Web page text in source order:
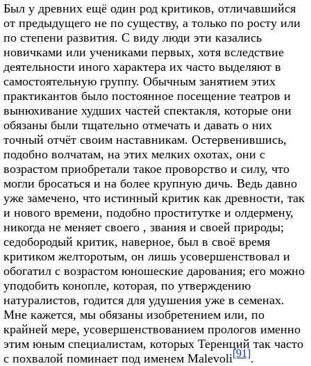
Был у древних ещё один род критиков, отличавшийся
от предыдущего не по существу, а только по росту или
по степени развития. С виду люди эти казались
новичками или учениками первых, хотя вследствие
деятельности иного характера их часто выделяют в
самостоятельную группу. Обычным занятием этих
практикантов было постоянное посещение театров и
вынюхивание худших частей спектакля, которые они
обязаны были тщательно отмечать и давать о них
точный отчёт своим наставникам. Остервенившись,
подобно волчатам, на этих мелких охотах, они с
возрастом приобретали такое проворство и силу, что
могли бросаться и на более крупную дичь. Ведь давно
уже замечено, что истинный критик как древности, так
и нового времени, подобно проститутке и олдермену,
никогда не меняет своего , звания и своей природы;
седобородый критик, наверное, был в своё время
критиком желторотым, он лишь усовершенствовал и
обогатил с возрастом юношеские дарования; его можно
уподобить конопле, которая, по утверждению
натуралистов, годится для удушения уже в семенах.
Мне кажется, мы обязаны изобретением или, по
крайней мере, усовершенствованием прологов именно
этим юным специалистам, которых Теренций так часто
с похвалой поминает под именем Malevoli[91].